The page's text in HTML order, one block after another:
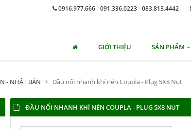
0916.977.666 - 091.336.0223 - 083.813.4442
GIỚI THIỆU SẢN PHẨM
- NHẬT BẢN Đầu nối nhanh khí nén Coupla - Plug 5X8 Nut
ĐẦU NỐI NHANH KHÍ NÉN COUPLA - PLUG 5X8 NUT